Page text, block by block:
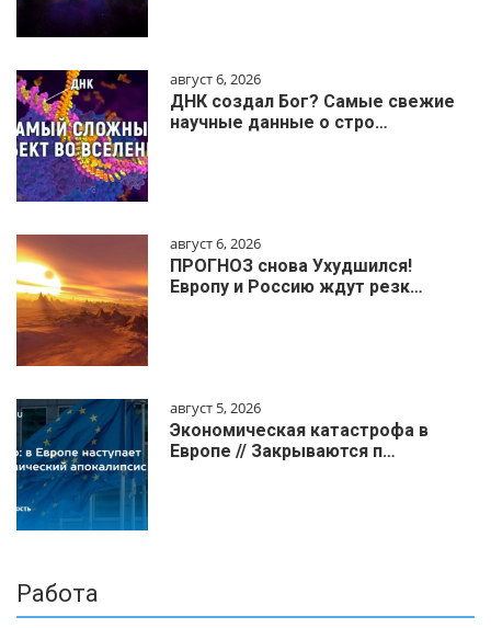
август 6, 2026
ДНК создал Бог? Самые свежие
научные данные о стро…
август 6, 2026
ПРОГНОЗ снова Ухудшился!
Европу и Россию ждут резк…
август 5, 2026
Экономическая катастрофа в
Европе // Закрываются п…
Работа